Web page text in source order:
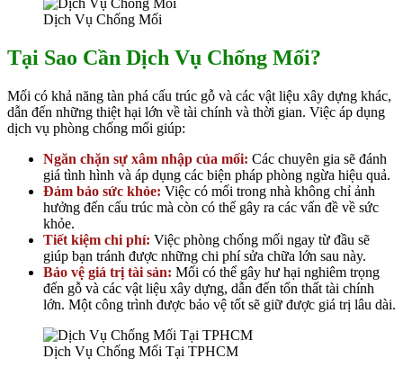
Dịch Vụ Chống Mối
Tại Sao Cần Dịch Vụ Chống Mối?
Mối có khả năng tàn phá cấu trúc gỗ và các vật liệu xây dựng khác,
dẫn đến những thiệt hại lớn về tài chính và thời gian. Việc áp dụng
dịch vụ phòng chống mối giúp:
Ngăn chặn sự xâm nhập của mối: Các chuyên gia sẽ đánh
giá tình hình và áp dụng các biện pháp phòng ngừa hiệu quả.
Đảm bảo sức khỏe: Việc có mối trong nhà không chỉ ảnh
hưởng đến cấu trúc mà còn có thể gây ra các vấn đề về sức
khỏe.
Tiết kiệm chi phí: Việc phòng chống mối ngay từ đầu sẽ
giúp bạn tránh được những chi phí sửa chữa lớn sau này.
Bảo vệ giá trị tài sản: Mối có thể gây hư hại nghiêm trọng
đến gỗ và các vật liệu xây dựng, dẫn đến tổn thất tài chính
lớn. Một công trình được bảo vệ tốt sẽ giữ được giá trị lâu dài.
Dịch Vụ Chống Mối Tại TPHCM